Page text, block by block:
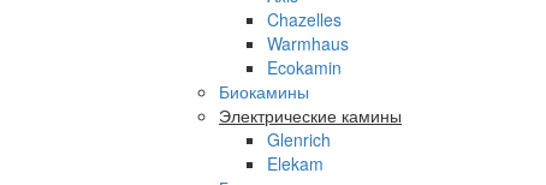
Chazelles
Warmhaus
Ecokamin
Биокамины
Электрические камины
Glenrich
Elekam